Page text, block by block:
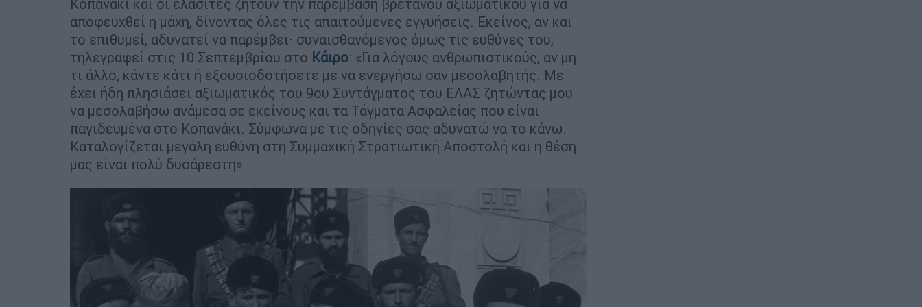
Κοπανάκι και οι ελασίτες ζητούν την παρέμβαση βρετανού αξιωματικού για να
αποφευχθεί η μάχη, δίνοντας όλες τις απαιτούμενες εγγυήσεις. Εκείνος, αν και
το επιθυμεί, αδυνατεί να παρέμβει· συναισθανόμενος όμως τις ευθύνες του,
τηλεγραφεί στις 10 Σεπτεμβρίου στο Κάιρο: «Για λόγους ανθρωπιστικούς, αν μη
τι άλλο, κάντε κάτι ή εξουσιοδοτήσετε με να ενεργήσω σαν μεσολαβητής. Με
έχει ήδη πλησιάσει αξιωματικός του 9ου Συντάγματος του ΕΛΑΣ ζητώντας μου
να μεσολαβήσω ανάμεσα σε εκείνους και τα Τάγματα Ασφαλείας που είναι
παγιδευμένα στο Κοπανάκι. Σύμφωνα με τις οδηγίες σας αδυνατώ να το κάνω.
Καταλογίζεται μεγάλη ευθύνη στη Συμμαχική Στρατιωτική Αποστολή και η θέση
μας είναι πολύ δυσάρεστη».